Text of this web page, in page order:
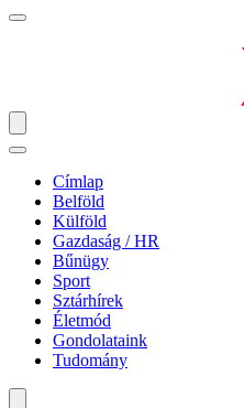
Címlap
Belföld
Külföld
Gazdaság / HR
Bűnügy
Sport
Sztárhírek
Életmód
Gondolataink
Tudomány